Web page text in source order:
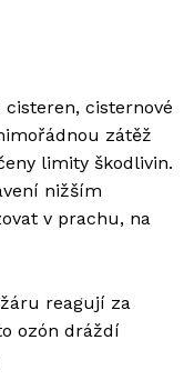
cisternové
zátěž
limity škodlivin.
nižším
v prachu, na
reagují za
ozón dráždí